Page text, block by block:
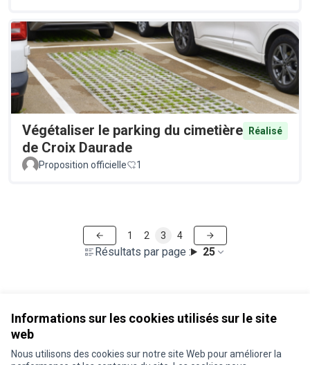
Informations sur les cookies utilisés sur le site
web
Nous utilisons des cookies sur notre site Web pour améliorer la
Végétaliser le parking du cimetière
de Croix Daurade
Réalisé
Proposition officielle 1
Résultats par page : 25
1 2 3 4
Conditions d'utilisation